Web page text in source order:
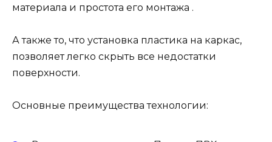
материала и простота его монтажа .
А также то, что установка пластика на каркас,
позволяет легко скрыть все недостатки
поверхности.
Основные преимущества технологии: